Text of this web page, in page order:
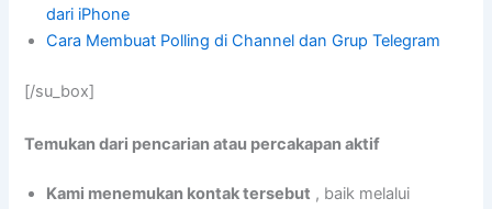
dari iPhone
Cara Membuat Polling di Channel dan Grup Telegram
[/su_box]
Temukan dari pencarian atau percakapan aktif
Kami menemukan kontak tersebut , baik melalui